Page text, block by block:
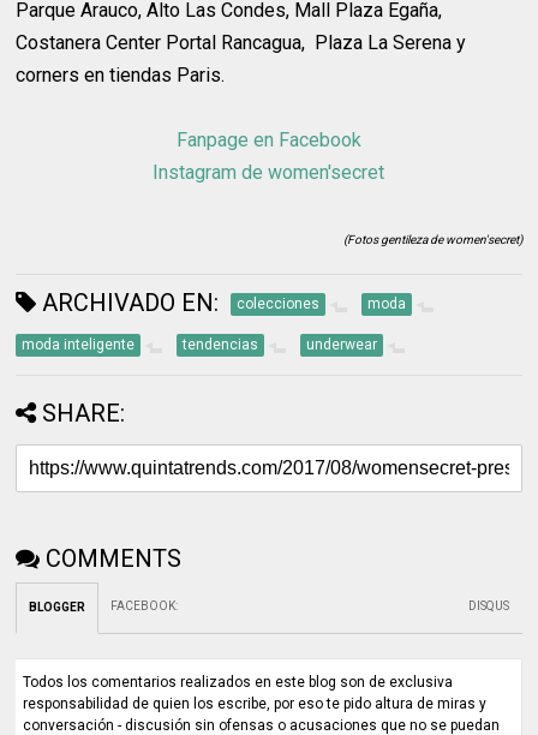
Parque Arauco, Alto Las Condes, Mall Plaza Egaña,
Costanera Center Portal Rancagua, Plaza La Serena y
corners en tiendas Paris.
Fanpage en Facebook
Instagram de women'secret
(Fotos gentileza de women'secret)
ARCHIVADO EN: colecciones moda
moda inteligente tendencias underwear
SHARE:
COMMENTS
BLOGGER FACEBOOK: DISQUS
Todos los comentarios realizados en este blog son de exclusiva
responsabilidad de quien los escribe, por eso te pido altura de miras y
conversación - discusión sin ofensas o acusaciones que no se puedan